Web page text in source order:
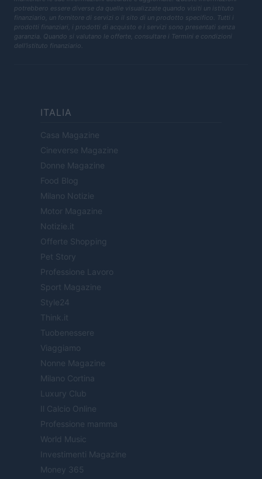
potrebbero essere diverse da quelle visualizzate quando visiti un istituto
finanziario, un fornitore di servizi o il sito di un prodotto specifico. Tutti i
prodotti finanziari, i prodotti di acquisto e i servizi sono presentati senza
garanzia. Quando si valutano le offerte, consultare i Termini e condizioni
dell'istituto finanziario.
ITALIA
Casa Magazine
Cineverse Magazine
Donne Magazine
Food Blog
Milano Notizie
Motor Magazine
Notizie.it
Offerte Shopping
Pet Story
Professione Lavoro
Sport Magazine
Style24
Think.it
Tuobenessere
Viaggiamo
Nonne Magazine
Milano Cortina
Luxury Club
Il Calcio Online
Professione mamma
World Music
Investimenti Magazine
Money 365